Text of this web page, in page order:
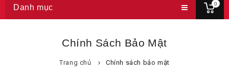
0
Danh mục
Chính Sách Bảo Mật
Trang chủ Chính sách bảo mật